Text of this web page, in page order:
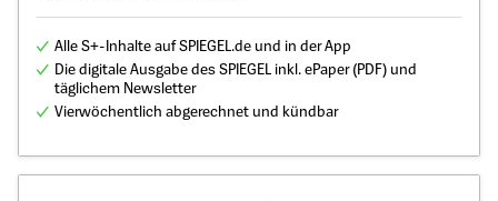
Alle S+-Inhalte auf SPIEGEL.de und in der App
Die digitale Ausgabe des SPIEGEL inkl. ePaper (PDF) und
täglichem Newsletter
Vierwöchentlich abgerechnet und kündbar